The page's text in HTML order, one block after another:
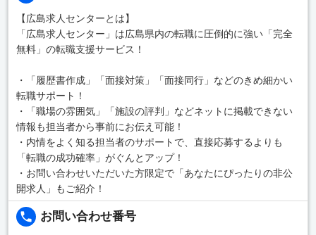
【広島求人センターとは】
「広島求人センター」は広島県内の転職に圧倒的に強い「完全
無料」の転職支援サービス！
・「履歴書作成」「面接対策」「面接同行」などのきめ細かい
転職サポート！
・「職場の雰囲気」「施設の評判」などネットに掲載できない
情報も担当者から事前にお伝え可能！
・内情をよく知る担当者のサポートで、直接応募するよりも
「転職の成功確率」がぐんとアップ！
・お問い合わせいただいた方限定で「あなたにぴったりの非公
開求人」もご紹介！
お問い合わせ番号